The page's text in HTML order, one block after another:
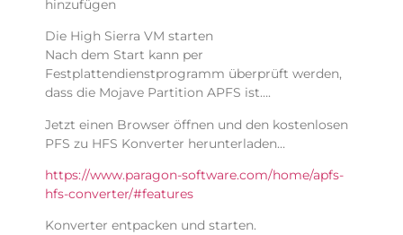
hinzufügen
Die High Sierra VM starten
Nach dem Start kann per
Festplattendienstprogramm überprüft werden,
dass die Mojave Partition APFS ist….
Jetzt einen Browser öffnen und den kostenlosen
PFS zu HFS Konverter herunterladen…
https://www.paragon-software.com/home/apfs-
hfs-converter/#features
Konverter entpacken und starten.